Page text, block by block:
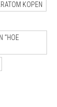
KOPEN
“HOE